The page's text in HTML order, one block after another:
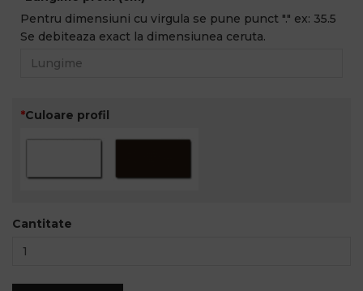
Cantitate
Pentru dimensiuni cu virgula se pune punct "." ex: 35.5
Se debiteaza exact la dimensiunea ceruta.
Culoare profil